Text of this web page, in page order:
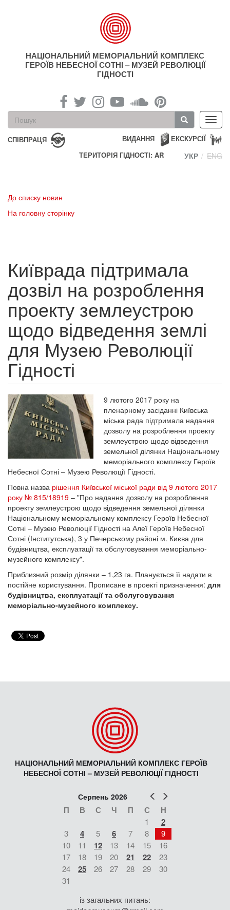
НАЦІОНАЛЬНИЙ МЕМОРІАЛЬНИЙ КОМПЛЕКС
ГЕРОЇВ НЕБЕСНОЇ СОТНІ – МУЗЕЙ РЕВОЛЮЦІЇ
ГІДНОСТІ
Пошукова
форма
Пошук
СПІВПРАЦЯ ЕКСКУРСІЇ
ВИДАННЯ
ТЕРИТОРІЯ ГІДНОСТІ: AR
УКР ENG
До списку новин
На головну сторінку
Київрада підтримала
дозвіл на розроблення
проекту землеустрою
щодо відведення землі
для Музею Революції
Гідності
9 лютого 2017 року на
пленарному засіданні Київська
міська рада підтримала надання
дозволу на розроблення проекту
землеустрою щодо відведення
земельної ділянки Національному
меморіального комплексу Героїв
Небесної Сотні – Музею Революції Гідності.
Повна назва рішення Київської міської ради від 9 лютого 2017
року № 815/18919 – "Про надання дозволу на розроблення
проекту землеустрою щодо відведення земельної ділянки
Національному меморіальному комплексу Героїв Небесної
Сотні – Музею Революції Гідності на Алеї Героїв Небесної
Сотні (Інститутська), 3 у Печерському районі м. Києва для
будівництва, експлуатації та обслуговування меморіально-
музейного комплексу".
Приблизний розмір ділянки – 1,23 га. Планується її надати в
постійне користування. Прописане в проекті призначення: для
будівництва, експлуатації та обслуговування
меморіально-музейного комплексу.
НАЦІОНАЛЬНИЙ МЕМОРІАЛЬНИЙ КОМПЛЕКС ГЕРОЇВ
НЕБЕСНОЇ СОТНІ – МУЗЕЙ РЕВОЛЮЦІЇ ГІДНОСТІ
Попер
Серпень 2026
П В С Ч П С Н
1 2
3 4 5 6 7 8
9
10
11 12 13 14 15
16
17
18 19 20 21 22
23
24
25 26 27 28 29
30
31
із загальних питань: